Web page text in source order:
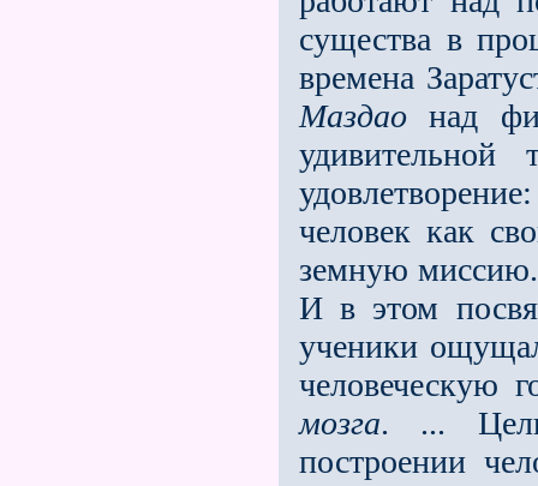
существа в
времена
Маздаонад
человек как
земную
И в этом
ученики
человеческую
мозга. ...
построении